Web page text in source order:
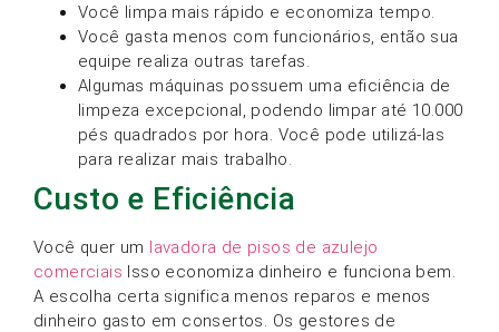
Você limpa mais rápido e economiza tempo.
Você gasta menos com funcionários, então sua
equipe realiza outras tarefas.
Algumas máquinas possuem uma eficiência de
limpeza excepcional, podendo limpar até 10.000
pés quadrados por hora. Você pode utilizá-las
para realizar mais trabalho.
Custo e Eficiência
Você quer um lavadora de pisos de azulejo
comerciais Isso economiza dinheiro e funciona bem.
A escolha certa significa menos reparos e menos
dinheiro gasto em consertos. Os gestores de